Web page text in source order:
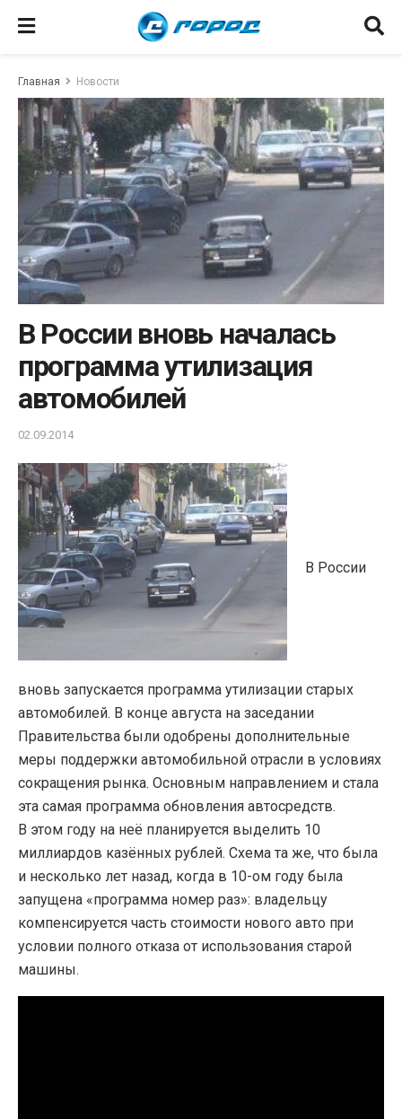
Главная Новости
В России вновь началась
программа утилизация
автомобилей
02.09.2014
В России
вновь запускается программа утилизации старых
автомобилей. В конце августа на заседании
Правительства были одобрены дополнительные
меры поддержки автомобильной отрасли в условиях
сокращения рынка. Основным направлением и стала
эта самая программа обновления автосредств.
В этом году на неё планируется выделить 10
миллиардов казённых рублей. Схема та же, что была
и несколько лет назад, когда в 10-ом году была
запущена «программа номер раз»: владельцу
компенсируется часть стоимости нового авто при
условии полного отказа от использования старой
машины.